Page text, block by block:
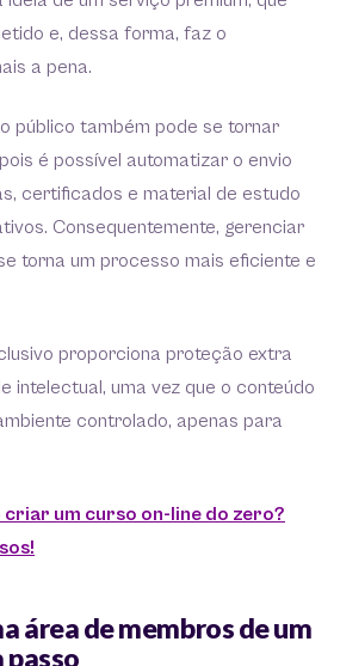
e, dessa forma, faz o
a pena.
público também pode se tornar
é possível automatizar o envio
certificados e material de estudo
Consequentemente, gerenciar
torna um processo mais eficiente e
proporciona proteção extra
intelectual, uma vez que o conteúdo
controlado, apenas para
criar um curso on-line do zero?
área de membros de um
passo